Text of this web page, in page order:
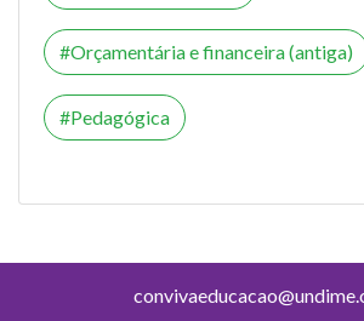
Orçamentária e financeira (antiga)
Pedagógica